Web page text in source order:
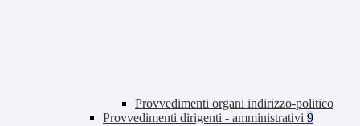
Provvedimenti organi indirizzo-politico
Provvedimenti dirigenti - amministrativi 9